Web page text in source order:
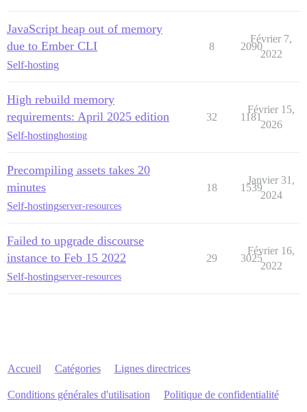
JavaScript heap out of memory
due to Ember CLI
Self-hosting
8 2090
Février 7,
2022
High rebuild memory
requirements: April 2025 edition
Self-hostinghosting
32 1181
Février 15,
2026
Precompiling assets takes 20
minutes
Self-hostingserver-resources
18 1539
Janvier 31,
2024
Failed to upgrade discourse
instance to Feb 15 2022
Self-hostingserver-resources
29 3025
Février 16,
2022
Accueil Catégories Lignes directrices
Conditions générales d'utilisation Politique de confidentialité